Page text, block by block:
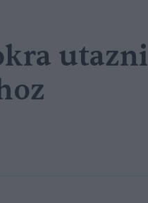
utazni